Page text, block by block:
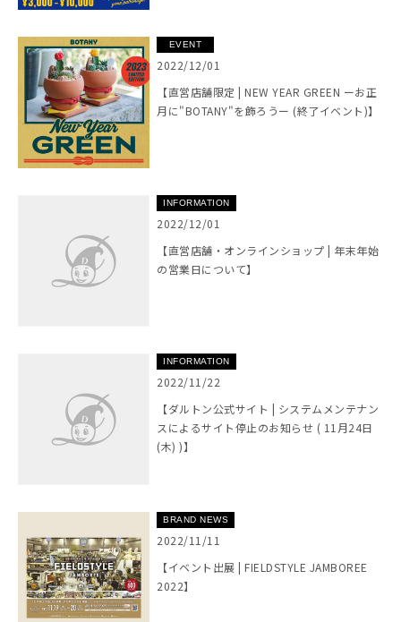
EVENT
2022/12/01
【直営店舗限定 | NEW YEAR GREEN ーお正
月に"BOTANY"を飾ろうー (終了イベント)】
INFORMATION
2022/12/01
【直営店舗・オンラインショップ | 年末年始
の営業日について】
INFORMATION
2022/11/22
【ダルトン公式サイト | システムメンテナン
スによるサイト停止のお知らせ ( 11月24日
(木) )】
BRAND NEWS
2022/11/11
【イベント出展 | FIELDSTYLE JAMBOREE
2022】